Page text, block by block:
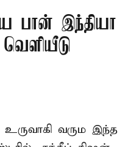
பான் இந்தியா
வரும இந்த